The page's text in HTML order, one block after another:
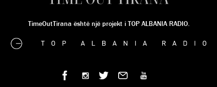
TimeOutTirana është një projekt i TOP ALBANIA RADIO.